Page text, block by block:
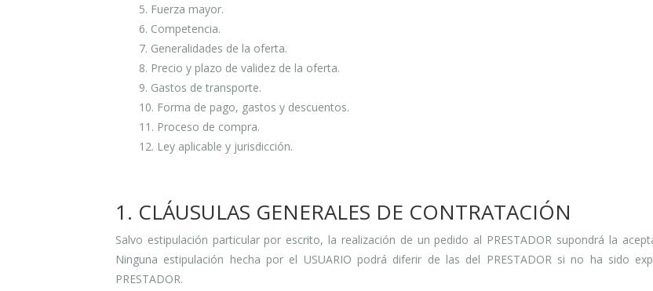
5. Fuerza mayor.
6. Competencia.
7. Generalidades de la oferta.
8. Precio y plazo de validez de la oferta.
9. Gastos de transporte.
10. Forma de pago, gastos y descuentos.
11. Proceso de compra.
12. Ley aplicable y jurisdicción.
1. CLÁUSULAS GENERALES DE CONTRATACIÓN
Salvo estipulación particular por escrito, la realización de un pedido al PRESTADOR supondrá la
Ninguna estipulación hecha por el USUARIO podrá diferir de las del PRESTADOR si no ha sido
PRESTADOR.